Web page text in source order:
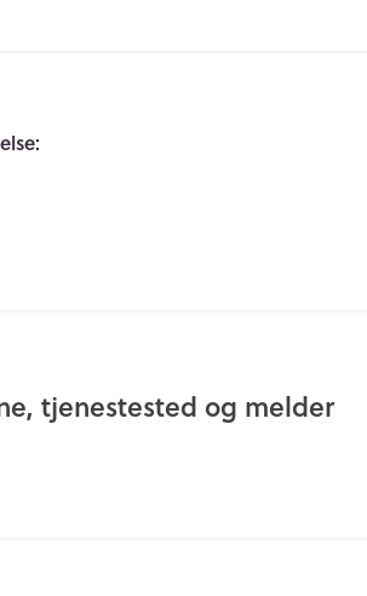
tjenestested og melder